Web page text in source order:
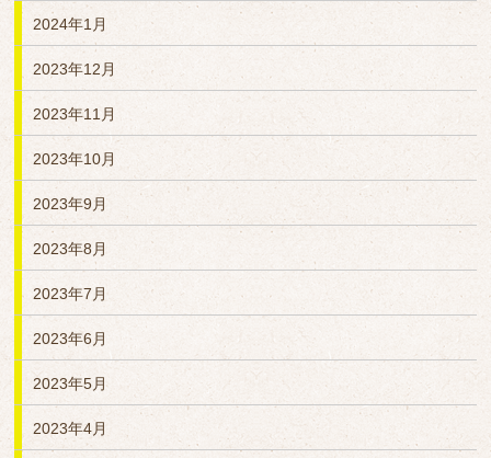
2024年1月
2023年12月
2023年11月
2023年10月
2023年9月
2023年8月
2023年7月
2023年6月
2023年5月
2023年4月